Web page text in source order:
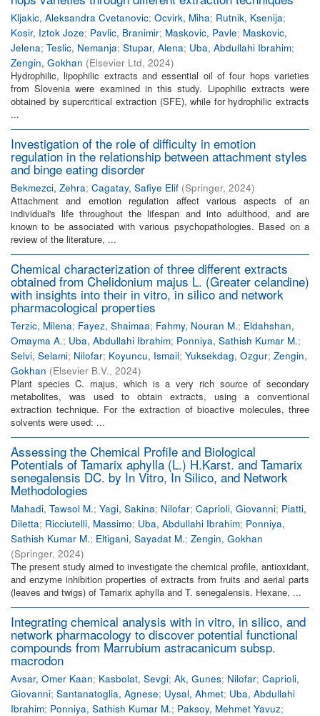
Kljakic, Aleksandra Cvetanovic; Ocvirk, Miha; Rutnik, Ksenija;
Kosir, Iztok Joze; Pavlic, Branimir; Maskovic, Pavle; Maskovic,
Jelena; Teslic, Nemanja; Stupar, Alena; Uba, Abdullahi Ibrahim;
Zengin, Gokhan (Elsevier Ltd, 2024)
Hydrophilic, lipophilic extracts and essential oil of four hops varieties
from Slovenia were examined in this study. Lipophilic extracts were
obtained by supercritical extraction (SFE), while for hydrophilic extracts
...
Investigation of the role of difficulty in emotion
regulation in the relationship between attachment styles
and binge eating disorder
Bekmezci, Zehra; Cagatay, Safiye Elif (Springer, 2024)
Attachment and emotion regulation affect various aspects of an
individual's life throughout the lifespan and into adulthood, and are
known to be associated with various psychopathologies. Based on a
review of the literature, ...
Chemical characterization of three different extracts
obtained from Chelidonium majus L. (Greater celandine)
with insights into their in vitro, in silico and network
pharmacological properties
Terzic, Milena; Fayez, Shaimaa; Fahmy, Nouran M.; Eldahshan,
Omayma A.; Uba, Abdullahi Ibrahim; Ponniya, Sathish Kumar M.;
Selvi, Selami; Nilofar; Koyuncu, Ismail; Yuksekdag, Ozgur; Zengin,
Gokhan (Elsevier B.V., 2024)
Plant species C. majus, which is a very rich source of secondary
metabolites, was used to obtain extracts, using a conventional
extraction technique. For the extraction of bioactive molecules, three
solvents were used: ...
Assessing the Chemical Profile and Biological
Potentials of Tamarix aphylla (L.) H.Karst. and Tamarix
senegalensis DC. by In Vitro, In Silico, and Network
Methodologies
Mahadi, Tawsol M.; Yagi, Sakina; Nilofar; Caprioli, Giovanni; Piatti,
Diletta; Ricciutelli, Massimo; Uba, Abdullahi Ibrahim; Ponniya,
Sathish Kumar M.; Eltigani, Sayadat M.; Zengin, Gokhan
(Springer, 2024)
The present study aimed to investigate the chemical profile, antioxidant,
and enzyme inhibition properties of extracts from fruits and aerial parts
(leaves and twigs) of Tamarix aphylla and T. senegalensis. Hexane, ...
Integrating chemical analysis with in vitro, in silico, and
network pharmacology to discover potential functional
compounds from Marrubium astracanicum subsp.
macrodon
Avsar, Omer Kaan; Kasbolat, Sevgi; Ak, Gunes; Nilofar; Caprioli,
Giovanni; Santanatoglia, Agnese; Uysal, Ahmet; Uba, Abdullahi
Ibrahim; Ponniya, Sathish Kumar M.; Paksoy, Mehmet Yavuz;